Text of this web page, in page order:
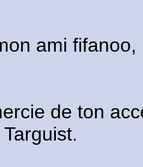
ami fifanoo,
de ton